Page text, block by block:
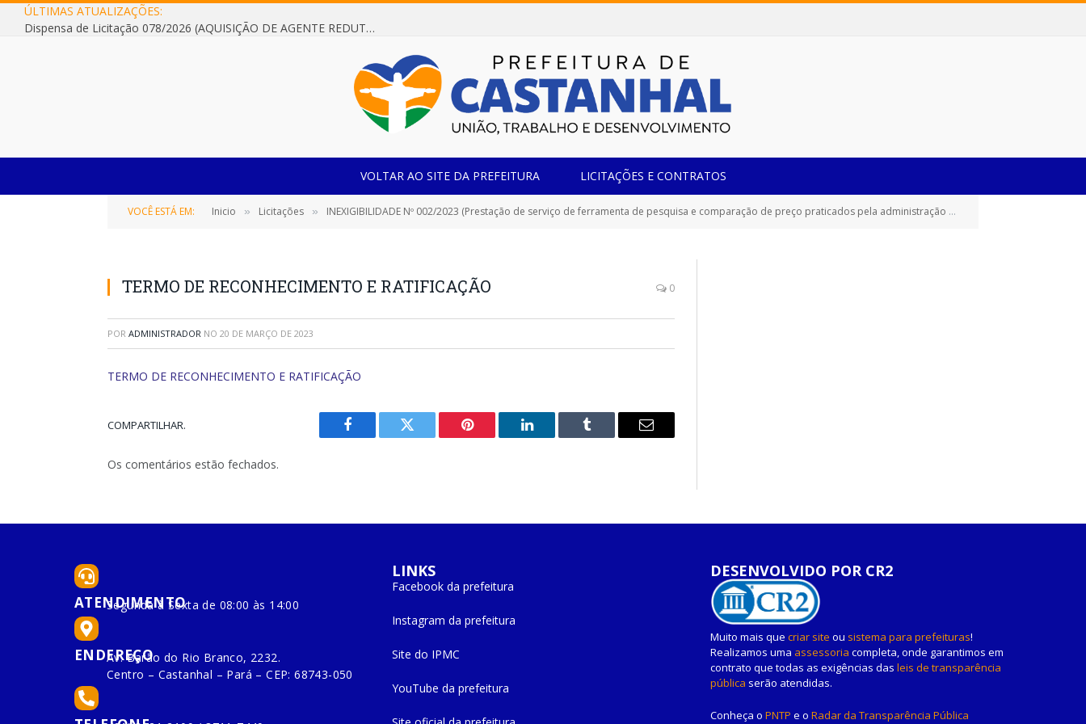
ÚLTIMAS ATUALIZAÇÕES:
Dispensa de Licitação 078/2026 (AQUISIÇÃO DE AGENTE REDUTOR LÍQUIDO AUTOMOTIVO – ARLA 32, PARA ATENDER A FROTA OFICIAL DE VEÍCULOS DA SECRETARIA MUNICIPAL DE EDUCAÇÃO DO MUNICÍPIO DE CASTANHAL/PA)
VOLTAR AO SITE DA PREFEITURA LICITAÇÕES E CONTRATOS
VOCÊ ESTÁ EM: Inicio » Licitações » INEXIGIBILIDADE Nº 002/2023 (Prestação de serviço de ferramenta de pesquisa e comparação de preço praticados pela administração pública)
TERMO DE RECONHECIMENTO E RATIFICAÇÃO 0
POR ADMINISTRADOR NO 20 DE MARÇO DE 2023
TERMO DE RECONHECIMENTO E RATIFICAÇÃO
COMPARTILHAR.
Facebook Twitter Pinterest
O
Tumblr
E-
Os comentários estão fechados.
ATENDIMENTO
Segunda à Sexta de 08:00 às 14:00
ENDEREÇO
Av. Barão do Rio Branco, 2232.
Centro – Castanhal – Pará – CEP: 68743-050
LINKS
Facebook da prefeitura
Instagram da prefeitura
Site do IPMC
YouTube da prefeitura
DESENVOLVIDO POR CR2
Muito mais que criar site ou sistema para prefeituras!
Realizamos uma assessoria completa, onde garantimos em
contrato que todas as exigências das leis de transparência
pública serão atendidas.
Conheça o PNTP e o Radar da Transparência Pública